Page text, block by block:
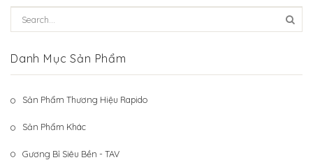
Gương Thủy BALE
Sản Phẩm Khác
Hệ Thống Khách Hàng
Danh Mục Sản Phẩm
Sản Phẩm Thương Hiệu Rapido
Sản Phẩm Khác
Gương Bỉ Siêu Bền - TAV